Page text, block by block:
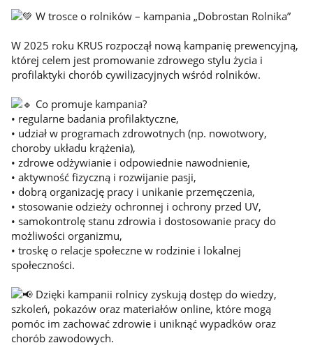
W trosce o rolników – kampania „Dobrostan Rolnika”
W 2025 roku KRUS rozpoczął nową kampanię prewencyjną,
której celem jest promowanie zdrowego stylu życia i
profilaktyki chorób cywilizacyjnych wśród rolników.
Co promuje kampania?
• regularne badania profilaktyczne,
• udział w programach zdrowotnych (np. nowotwory,
choroby układu krążenia),
• zdrowe odżywianie i odpowiednie nawodnienie,
• aktywność fizyczną i rozwijanie pasji,
• dobrą organizację pracy i unikanie przemęczenia,
• stosowanie odzieży ochronnej i ochrony przed UV,
• samokontrolę stanu zdrowia i dostosowanie pracy do
możliwości organizmu,
• troskę o relacje społeczne w rodzinie i lokalnej
społeczności.
Dzięki kampanii rolnicy zyskują dostęp do wiedzy,
szkoleń, pokazów oraz materiałów online, które mogą
pomóc im zachować zdrowie i uniknąć wypadków oraz
chorób zawodowych.